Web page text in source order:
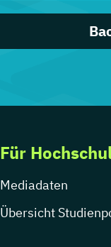
Für
Mediadaten
Übersicht